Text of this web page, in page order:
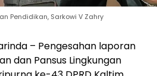
Pendidikan, Sarkowi V Zahry
– Pengesahan laporan
dan Pansus Lingkungan